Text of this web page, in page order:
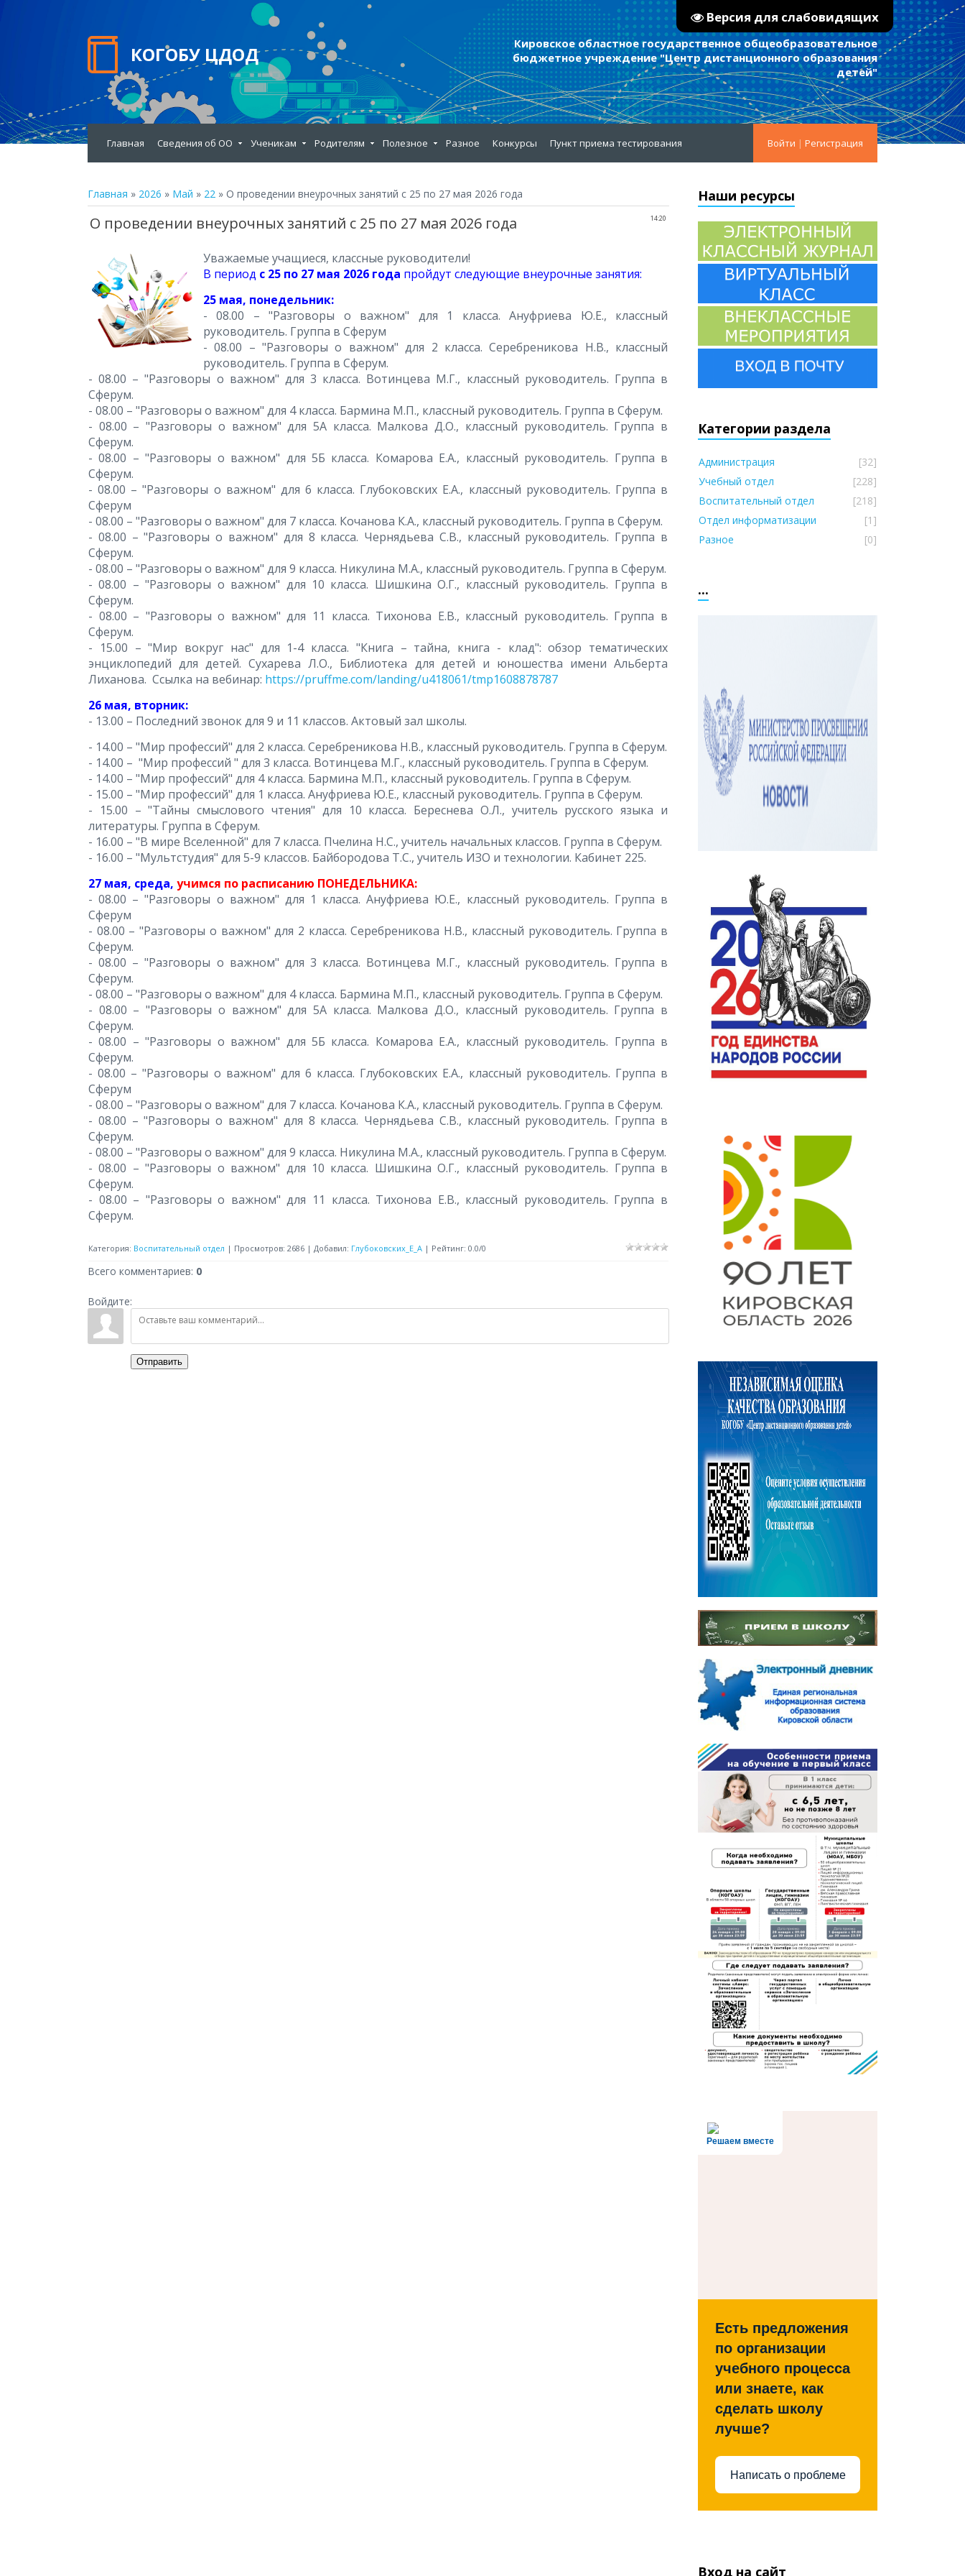
Версия для слабовидящих
КОГОБУ ЦДОД
Кировское областное государственное общеобразовательное
бюджетное учреждение "Центр дистанционного образования
детей"
Войти | Регистрация
Главная Сведения об ОО Ученикам Родителям Полезное Разное Конкурсы Пункт приема тестирования
Главная » 2026 » Май » 22 » О проведении внеурочных занятий с 25 по 27 мая 2026 года
14:20
О проведении внеурочных занятий с 25 по 27 мая 2026 года
Уважаемые учащиеся, классные руководители!
В период с 25 по 27 мая 2026 года пройдут следующие внеурочные занятия:
25 мая, понедельник:
- 08.00 – "Разговоры о важном" для 1 класса. Ануфриева Ю.Е., классный
руководитель. Группа в Сферум
- 08.00 – "Разговоры о важном" для 2 класса. Серебреникова Н.В., классный
руководитель. Группа в Сферум.
- 08.00 – "Разговоры о важном" для 3 класса. Вотинцева М.Г., классный руководитель. Группа в
Сферум.
- 08.00 – "Разговоры о важном" для 4 класса. Бармина М.П., классный руководитель. Группа в Сферум.
- 08.00 – "Разговоры о важном" для 5А класса. Малкова Д.О., классный руководитель. Группа в
Сферум.
- 08.00 – "Разговоры о важном" для 5Б класса. Комарова Е.А., классный руководитель. Группа в
Сферум.
- 08.00 – "Разговоры о важном" для 6 класса. Глубоковских Е.А., классный руководитель. Группа в
Сферум
- 08.00 – "Разговоры о важном" для 7 класса. Кочанова К.А., классный руководитель. Группа в Сферум.
- 08.00 – "Разговоры о важном" для 8 класса. Чернядьева С.В., классный руководитель. Группа в
Сферум.
- 08.00 – "Разговоры о важном" для 9 класса. Никулина М.А., классный руководитель. Группа в Сферум.
- 08.00 – "Разговоры о важном" для 10 класса. Шишкина О.Г., классный руководитель. Группа в
Сферум.
- 08.00 – "Разговоры о важном" для 11 класса. Тихонова Е.В., классный руководитель. Группа в
Сферум.
- 15.00 – "Мир вокруг нас" для 1-4 класса. "Книга – тайна, книга - клад": обзор тематических
энциклопедий для детей. Сухарева Л.О., Библиотека для детей и юношества имени Альберта
Лиханова. Ссылка на вебинар: https://pruffme.com/landing/u418061/tmp1608878787
26 мая, вторник:
- 13.00 – Последний звонок для 9 и 11 классов. Актовый зал школы.
- 14.00 – "Мир профессий" для 2 класса. Серебреникова Н.В., классный руководитель. Группа в Сферум.
- 14.00 – "Мир профессий " для 3 класса. Вотинцева М.Г., классный руководитель. Группа в Сферум.
- 14.00 – "Мир профессий" для 4 класса. Бармина М.П., классный руководитель. Группа в Сферум.
- 15.00 – "Мир профессий" для 1 класса. Ануфриева Ю.Е., классный руководитель. Группа в Сферум.
- 15.00 – "Тайны смыслового чтения" для 10 класса. Береснева О.Л., учитель русского языка и
литературы. Группа в Сферум.
- 16.00 – "В мире Вселенной" для 7 класса. Пчелина Н.С., учитель начальных классов. Группа в Сферум.
- 16.00 – "Мультстудия" для 5-9 классов. Байбородова Т.С., учитель ИЗО и технологии. Кабинет 225.
27 мая, среда, учимся по расписанию ПОНЕДЕЛЬНИКА:
- 08.00 – "Разговоры о важном" для 1 класса. Ануфриева Ю.Е., классный руководитель. Группа в
Сферум
- 08.00 – "Разговоры о важном" для 2 класса. Серебреникова Н.В., классный руководитель. Группа в
Сферум.
- 08.00 – "Разговоры о важном" для 3 класса. Вотинцева М.Г., классный руководитель. Группа в
Сферум.
- 08.00 – "Разговоры о важном" для 4 класса. Бармина М.П., классный руководитель. Группа в Сферум.
- 08.00 – "Разговоры о важном" для 5А класса. Малкова Д.О., классный руководитель. Группа в
Сферум.
- 08.00 – "Разговоры о важном" для 5Б класса. Комарова Е.А., классный руководитель. Группа в
Сферум.
- 08.00 – "Разговоры о важном" для 6 класса. Глубоковских Е.А., классный руководитель. Группа в
Сферум
- 08.00 – "Разговоры о важном" для 7 класса. Кочанова К.А., классный руководитель. Группа в Сферум.
- 08.00 – "Разговоры о важном" для 8 класса. Чернядьева С.В., классный руководитель. Группа в
Сферум.
- 08.00 – "Разговоры о важном" для 9 класса. Никулина М.А., классный руководитель. Группа в Сферум.
- 08.00 – "Разговоры о важном" для 10 класса. Шишкина О.Г., классный руководитель. Группа в
Сферум.
- 08.00 – "Разговоры о важном" для 11 класса. Тихонова Е.В., классный руководитель. Группа в
Сферум.
Категория: Воспитательный отдел | Просмотров: 2686 | Добавил: Глубоковских_Е_А | Рейтинг: 0.0/0
Всего комментариев: 0
Войдите:
Отправить
Наши ресурсы
Категории раздела
Администрация
[32]
Учебный отдел
[228]
Воспитательный отдел
[218]
Отдел информатизации
[1]
Разное
[0]
...
Решаем вместе
Есть предложения
по организации
учебного процесса
или знаете, как
сделать школу
лучше?
Написать о проблеме
Вход на сайт